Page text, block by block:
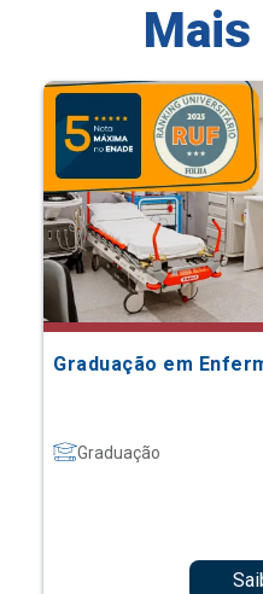
Graduação em
Graduação